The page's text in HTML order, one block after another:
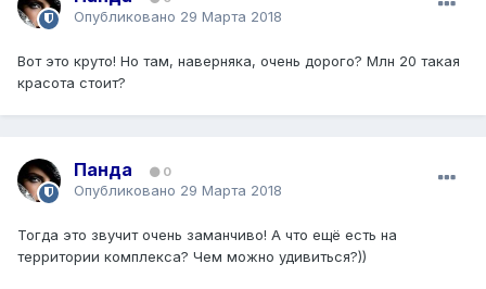
Опубликовано 29 Марта 2018
Вот это круто! Но там, наверняка, очень дорого? Млн 20 такая
красота стоит?
Панда 0
Опубликовано 29 Марта 2018
Тогда это звучит очень заманчиво! А что ещё есть на
территории комплекса? Чем можно удивиться?))